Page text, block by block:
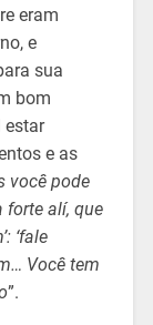
eram
e
sua
bom
estar
e as
você pode
forte alí, que
‘fale
Você tem
”.